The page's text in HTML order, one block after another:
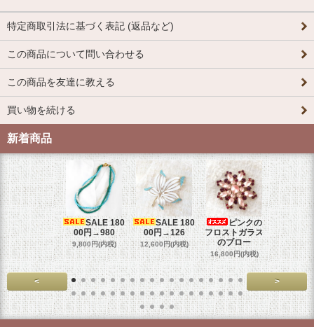
特定商取引法に基づく表記 (返品など)
この商品について問い合わせる
この商品を友達に教える
買い物を続ける
新着商品
SALE 180
00円→980
9,800円(内税)
SALE 180
00円→126
12,600円(内税)
ピンクの
フロストガラス
のブロー
16,800円(内税)
トリファ
17,800円(
< >